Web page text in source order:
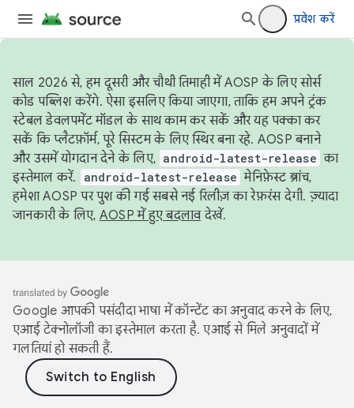
प्रवेश करें
साल 2026 से, हम दूसरी और चौथी तिमाही में AOSP के लिए सोर्स
कोड पब्लिश करेंगे. ऐसा इसलिए किया जाएगा, ताकि हम अपने ट्रंक
स्टेबल डेवलपमेंट मॉडल के साथ काम कर सकें और यह पक्का कर
सकें कि प्लैटफ़ॉर्म, पूरे सिस्टम के लिए स्थिर बना रहे. AOSP बनाने
और उसमें योगदान देने के लिए, android-latest-release का
इस्तेमाल करें.
android-latest-release मेनिफ़ेस्ट ब्रांच,
हमेशा AOSP पर पुश की गई सबसे नई रिलीज़ का रेफ़रंस देगी. ज़्यादा
जानकारी के लिए, AOSP में हुए बदलावदेखें.
Google आपकी पसंदीदा भाषा में कॉन्टेंट का अनुवाद करने के लिए,
एआई टेक्नोलॉजी का इस्तेमाल करता है. एआई से मिले अनुवादों में
गलतियां हो सकती हैं.